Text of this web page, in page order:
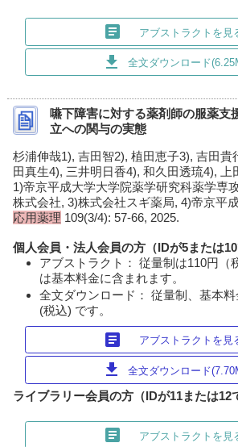
article アブストラクトを見
download 全文ダウンロード
嚥下障害に対する薬剤師の服薬支
立への関与の実態
杉浦伸哉1), 吉田智2), 植田恵子3), 吉田貴
田真生4), 三井明日香4), 和久田透琉4), 上
1)帝京平成大学大学院薬学研究科薬学専
株式会社, 3)株式会社スギ薬局, 4)帝京平
応用薬理 109(3/4): 57-66, 2025.
個人会員・法人会員の方（IDが5または10
アブストラクト： 従量制は110円（
は基本料金に含まれます。
全文ダウンロード： 従量制、基本
(税込) です。
article アブストラクトを見
download 全文ダウンロード
ライブラリー会員の方（IDが11または12
article アブストラクトを見